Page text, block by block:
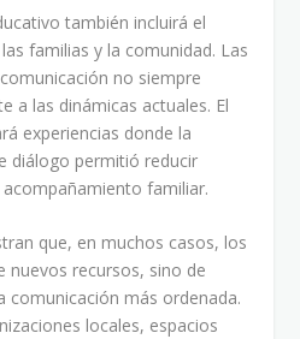
también incluirá el
familias y la comunidad. Las
no siempre
a las dinámicas actuales. El
experiencias donde la
diálogo permitió reducir
familiar.
que, en muchos casos, los
nuevos recursos, sino de
comunicación más ordenada.
locales, espacios